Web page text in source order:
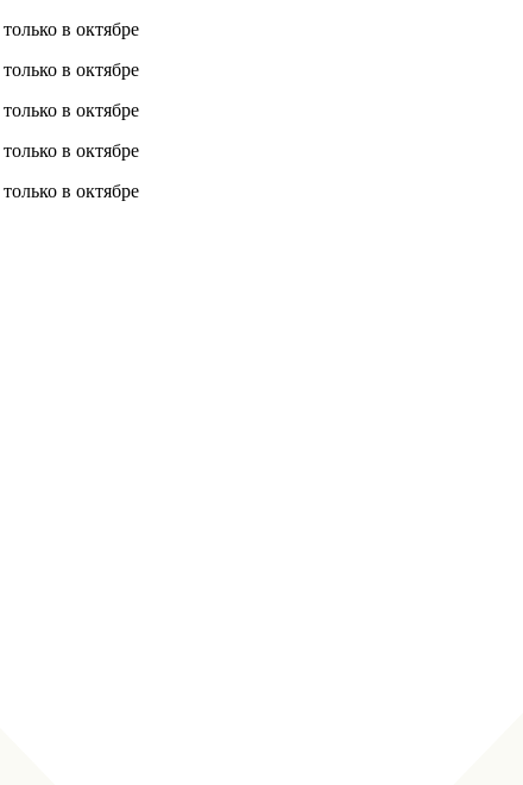
только в октябре
только в октябре
только в октябре
только в октябре
только в октябре